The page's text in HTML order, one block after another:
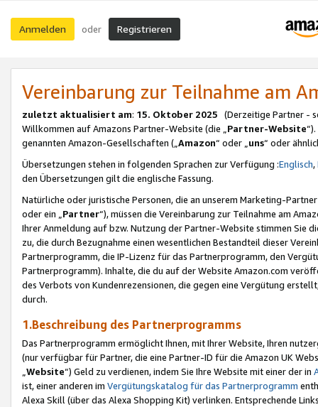
Anmelden oder Registrieren
Vereinbarung zur Teilnahme am
zuletzt aktualisiert am: 15. Oktober 2025 (Derzeitige Partner -
Willkommen auf Amazons Partner-Website (die „Partner-Website
genannten Amazon-Gesellschaften („Amazon“ oder „uns“ oder
Übersetzungen stehen in folgenden Sprachen zur Verfügung :Englisch,
den Übersetzungen gilt die englische Fassung.
Natürliche oder juristische Personen, die an unserem Marketing-
oder ein „Partner“), müssen die Vereinbarung zur Teilnahme am
Ihrer Anmeldung auf bzw. Nutzung der Partner-Website stimmen Sie
zu, die durch Bezugnahme einen wesentlichen Bestandteil dieser
Partnerprogramm, die IP-Lizenz für das Partnerprogramm, den
Partnerprogramm). Inhalte, die du auf der Website Amazon.com
des Verbots von Kundenrezensionen, die gegen eine Vergütung
durch.
1.Beschreibung des Partnerprogramms
Das Partnerprogramm ermöglicht Ihnen, mit Ihrer Website, Ihren
(nur verfügbar für Partner, die eine Partner-ID für die Amazon UK
Website“) Geld zu verdienen, indem Sie Ihre Website mit einer der in
ist, einer anderen im Vergütungskatalog für das Partnerprogramm
Alexa Skill (über das Alexa Shopping Kit) verlinken. Entsprechende